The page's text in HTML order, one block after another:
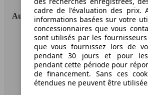
AutoScout24
A propos d'AutoScout24
Conditions d'utilisation
Informations légales
Protection des données
cadre de l'évaluation des prix.
informations basées sur votre
concessionnaires que vous
sont utilisés par les
que vous fournissez lors de
pendant 30 jours et pour
pendant cette période pour
de financement. Sans ces
étendues ne peuvent être